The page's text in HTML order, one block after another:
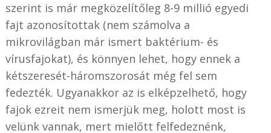
szerint is már megközelítőleg 8-9 millió egyedi
fajt azonosítottak (nem számolva a
mikrovilágban már ismert baktérium- és
vírusfajokat), és könnyen lehet, hogy ennek a
kétszeresét-háromszorosát még fel sem
fedezték. Ugyanakkor az is elképzelhető, hogy
fajok ezreit nem ismerjük meg, holott most is
velünk vannak, mert mielőtt felfedeznénk,